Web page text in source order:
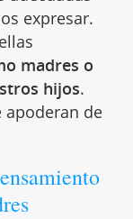
expresar.
madres o
hijos.
apoderan de